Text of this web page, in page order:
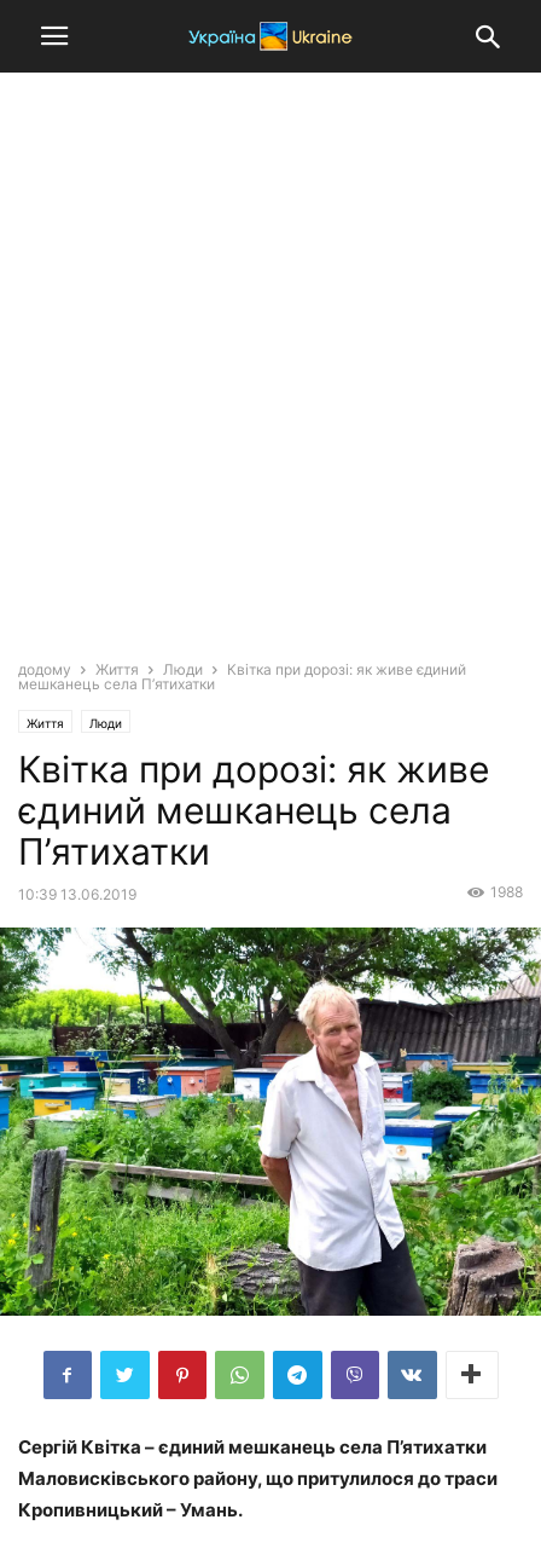
додому Життя Люди
Квітка при дорозі: як живе єдиний
мешканець села П’ятихатки
Життя Люди
Квітка при дорозі: як живе
єдиний мешканець села
П’ятихатки
10:39 13.06.2019 1988
Сергій Квітка – єдиний мешканець села П’ятихатки
Маловисківського району, що притулилося до траси
Кропивницький – Умань.